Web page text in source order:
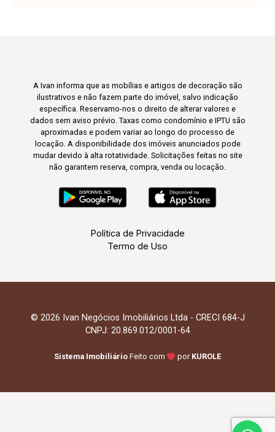
A Ivan informa que as mobílias e artigos de decoração são
ilustrativos e não fazem parte do imóvel, salvo indicação
específica. Reservamo-nos o direito de alterar valores e
dados sem aviso prévio. Taxas como condomínio e IPTU são
aproximadas e podem variar ao longo do processo de
locação. A disponibilidade dos imóveis anunciados pode
mudar devido à alta rotatividade. Solicitações feitas no site
não garantem reserva, compra, venda ou locação.
Política de Privacidade
Termo de Uso
© 2026 Ivan Negócios Imobiliários Ltda - CRECI 684-J
CNPJ: 20.869.012/0001-64
Sistema Imobiliário Feito com por KUROLE